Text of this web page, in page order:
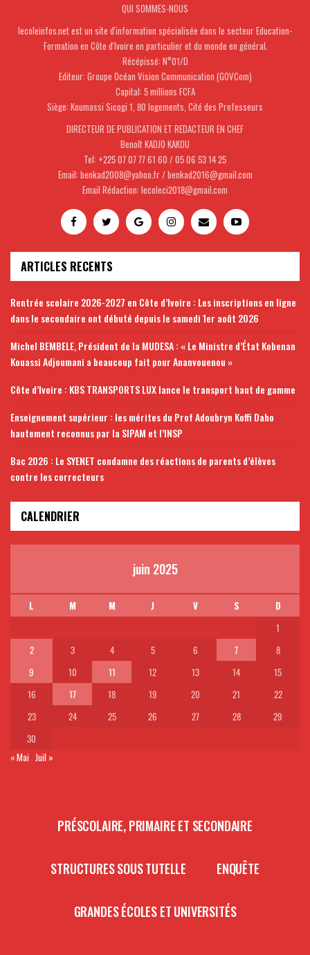
QUI SOMMES-NOUS
lecoleinfos.net est un site d'information spécialisée dans le secteur Education-
Formation en Côte d'Ivoire en particulier et du monde en général.
Récépissé: N°01/D
Editeur: Groupe Océan Vision Communication (GOVCom)
Capital: 5 millions FCFA
Siège: Koumassi Sicogi 1, 80 logements, Cité des Professeurs
DIRECTEUR DE PUBLICATION ET REDACTEUR EN CHEF
Benoît KADJO KAKOU
Tel: +225 07 07 77 61 60 / 05 06 53 14 25
Email: benkad2008@yahoo.fr / benkad2016@gmail.com
Email Rédaction: lecoleci2018@gmail.com
ARTICLES RECENTS
Rentrée scolaire 2026-2027 en Côte d’Ivoire : Les inscriptions en ligne
dans le secondaire ont débuté depuis le samedi 1er août 2026
Michel BEMBELE, Président de la MUDESA : « Le Ministre d’État Kobenan
Kouassi Adjoumani a beaucoup fait pour Ananvouenou »
Côte d’Ivoire : KBS TRANSPORTS LUX lance le transport haut de gamme
Enseignement supérieur : les mérites du Prof Adoubryn Koffi Daho
hautement reconnus par la SIPAM et l’INSP
Bac 2026 : Le SYENET condamne des réactions de parents d’élèves
contre les correcteurs
CALENDRIER
juin 2025
L M M J V S
D
1
2
3 4 5 6 7
8
9
10 11 12 13 14
15
16
17 18 19 20 21
22
23
24 25 26 27 28
29
30
« Mai Juil »
PRÉSCOLAIRE, PRIMAIRE ET SECONDAIRE
STRUCTURES SOUS TUTELLE ENQUÊTE
GRANDES ÉCOLES ET UNIVERSITÉS